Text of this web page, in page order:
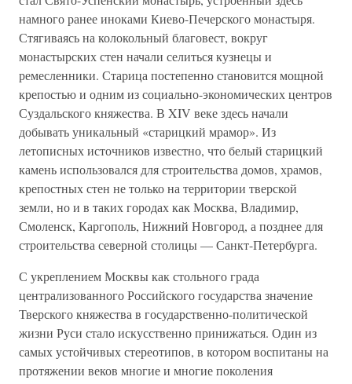
намного ранее иноками Киево-Печерского монастыря.
Стягиваясь на колокольный благовест, вокруг
монастырских стен начали селиться кузнецы и
ремесленники. Старица постепенно становится мощной
крепостью и одним из социально-экономических центров
Суздальского княжества. В XIV веке здесь начали
добывать уникальный «старицкий мрамор». Из
летописных источников известно, что белый старицкий
камень использовался для строительства домов, храмов,
крепостных стен не только на территории тверской
земли, но и в таких городах как Москва, Владимир,
Смоленск, Каргополь, Нижний Новгород, а позднее для
строительства северной столицы — Санкт-Петербурга.
С укреплением Москвы как стольного града
централизованного Российского государства значение
Тверского княжества в государственно-политической
жизни Руси стало искусственно принижаться. Один из
самых устойчивых стереотипов, в котором воспитаны на
протяжении веков многие и многие поколения